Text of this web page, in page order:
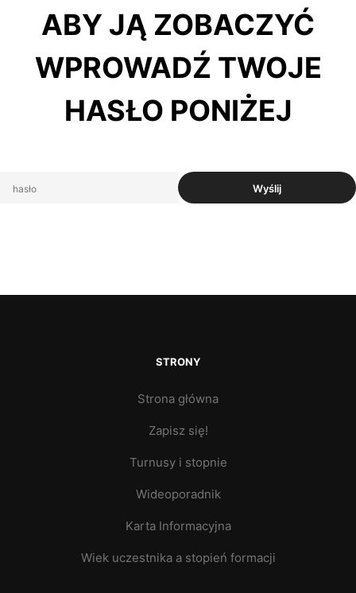
ABY JĄ ZOBACZYĆ
WPROWADŹ TWOJE
HASŁO PONIŻEJ
STRONY
Strona główna
Zapisz się!
Turnusy i stopnie
Wideoporadnik
Karta Informacyjna
Wiek uczestnika a stopień formacji